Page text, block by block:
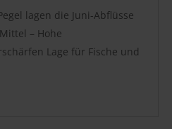
lagen die Juni-Abflüsse
– Hohe
Lage für Fische und